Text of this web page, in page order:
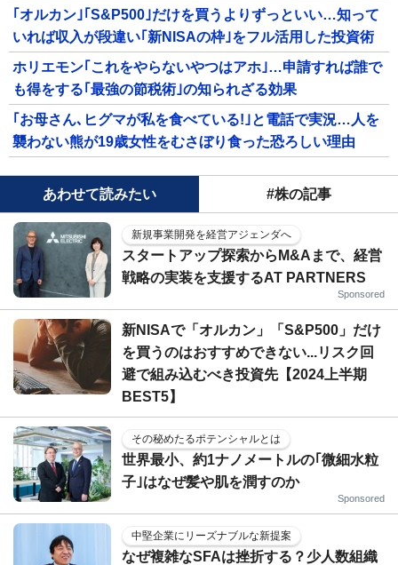
｢オルカン｣｢S&P500｣だけを買うよりずっといい…知って
いれば収入が段違い｢新NISAの枠｣をフル活用した投資術
ホリエモン｢これをやらないやつはアホ｣…申請すれば誰で
も得をする｢最強の節税術｣の知られざる効果
｢お母さん､ヒグマが私を食べている!｣と電話で実況…人を
襲わない熊が19歳女性をむさぼり食った恐ろしい理由
あわせて読みたい #株の記事
新規事業開発を経営アジェンダへ
スタートアップ探索からM&Aまで、経営
戦略の実装を支援するAT PARTNERS
Sponsored
新NISAで「オルカン」「S&P500」だけ
を買うのはおすすめできない...リスク回
避で組み込むべき投資先【2024上半期
BEST5】
その秘めたるポテンシャルとは
世界最小、約1ナノメートルの｢微細水粒
子｣はなぜ髪や肌を潤すのか
Sponsored
中堅企業にリーズナブルな新提案
なぜ複雑なSFAは挫折する？少人数組織